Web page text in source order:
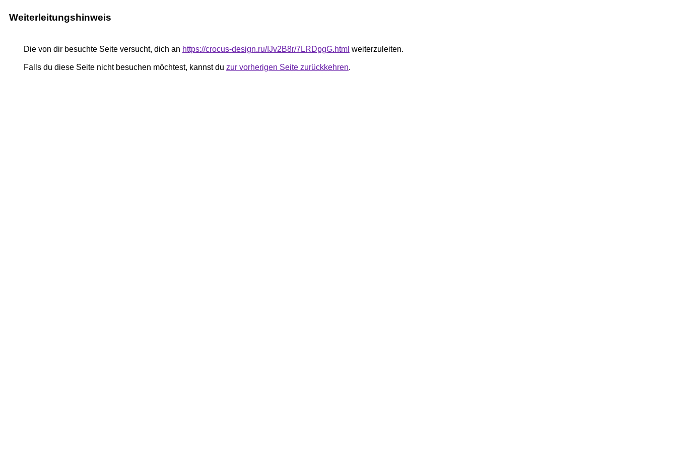
Weiterleitungshinweis
Die von dir besuchte Seite versucht, dich an https://crocus-design.ru/IJv2B8r/7LRDpgG.html weiterzuleiten.
Falls du diese Seite nicht besuchen möchtest, kannst du zur vorherigen Seite zurückkehren.